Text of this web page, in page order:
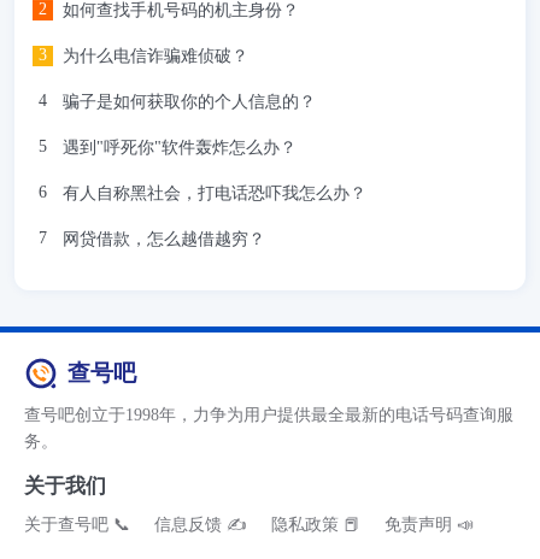
如何查找手机号码的机主身份？
为什么电信诈骗难侦破？
骗子是如何获取你的个人信息的？
遇到"呼死你"软件轰炸怎么办？
有人自称黑社会，打电话恐吓我怎么办？
网贷借款，怎么越借越穷？
查号吧
查号吧创立于1998年，力争为用户提供最全最新的电话号码查询服
务。
关于我们
关于查号吧 📞 信息反馈 ✍ 隐私政策 📕 免责声明 📣